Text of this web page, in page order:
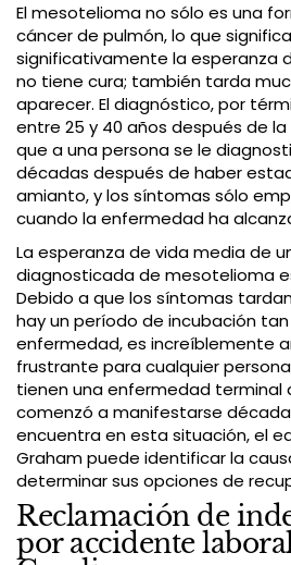
El mesotelioma no sólo es una
cáncer de pulmón, lo que
significativamente la esperanza
no tiene cura; también tarda
aparecer. El diagnóstico, por
entre 25 y 40 años después de la
que a una persona se le
décadas después de haber
amianto, y los síntomas sólo
cuando la enfermedad ha
La esperanza de vida media de
diagnosticada de mesotelioma
Debido a que los síntomas
hay un período de incubación
enfermedad, es increíblemente
frustrante para cualquier
tienen una enfermedad terminal
comenzó a manifestarse
encuentra en esta situación, el
Graham puede identificar la
determinar sus opciones de
Reclamación de
por accidente